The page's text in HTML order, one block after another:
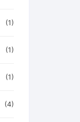
(1)
(1)
(1)
(4)